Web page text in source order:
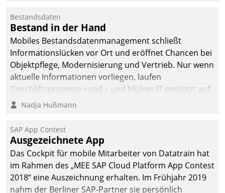
Bestandsdaten
Bestand in der Hand
Mobiles Bestandsdatenmanagement schließt
Informationslücken vor Ort und eröffnet Chancen bei
Objektpflege, Modernisierung und Vertrieb. Nur wenn
aktuelle Informationen vorliegen, laufen
Geschäftsprozesse rund – und blühen IT-gestützt auf.
Nadja Hußmann
SAP App Contest
Ausgezeichnete App
Das Cockpit für mobile Mitarbeiter von Datatrain hat
im Rahmen des „MEE SAP Cloud Platform App Contest
2018“ eine Auszeichnung erhalten. Im Frühjahr 2019
nahm der Berliner SAP-Partner sie persönlich